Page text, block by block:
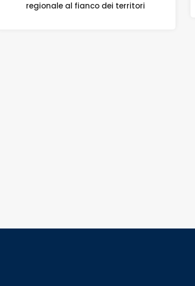
regionale al fianco dei territori